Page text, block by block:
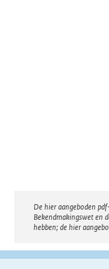
De hier aangeboden
Bekendmakingswet en
hebben; de hier